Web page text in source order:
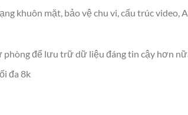
khuôn mặt, bảo vệ chu vi, cấu trúc video,
phòng để lưu trữ dữ liệu đáng tin cậy hơn
đa 8k